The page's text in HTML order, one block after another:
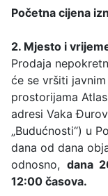
Početna cijena
2. Mjesto i
Prodaja
će se vršiti
prostorijama
adresi Vaka
„Budućnosti“) u
dana od dana
odnosno, dana
12:00 časova.